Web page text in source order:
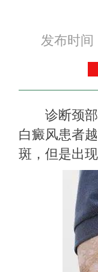
发布时间
诊断颈部
白癜风患者
斑，但是出